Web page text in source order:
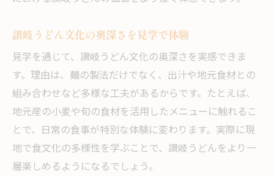
讃岐うどん文化の奥深さを見学で体験
見学を通じて、讃岐うどん文化の奥深さを実感できま
す。理由は、麺の製法だけでなく、出汁や地元食材との
組み合わせなど多様な工夫があるからです。たとえば、
地元産の小麦や旬の食材を活用したメニューに触れるこ
とで、日常の食事が特別な体験に変わります。実際に現
地で食文化の多様性を学ぶことで、讃岐うどんをより一
層楽しめるようになるでしょう。